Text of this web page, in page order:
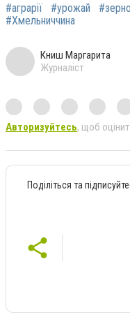
#аграрії #урожай
#Хмельниччина
Книш Маргарита
Журналіст
Авторизуйтесь, щоб
Поділіться та